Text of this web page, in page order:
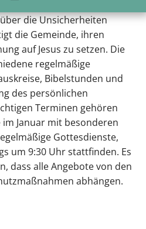
die Unsicherheiten
die Gemeinde, ihren
auf Jesus zu setzen. Die
regelmäßige
Bibelstunden und
des persönlichen
Terminen gehören
Januar mit besonderen
Gottesdienste,
um 9:30 Uhr stattfinden. Es
dass alle Angebote von den
abhängen.